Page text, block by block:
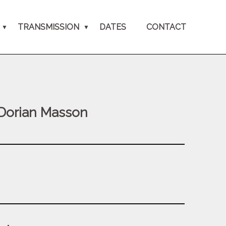
TRANSMISSION DATES CONTACT
Masson